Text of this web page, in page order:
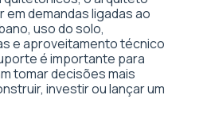
demandas ligadas ao
uso do solo,
e aproveitamento técnico
é importante para
tomar decisões mais
investir ou lançar um